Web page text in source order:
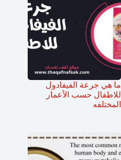
ما هي جرعة الفيفادول
للاطفال حسب الأعمار
المختلفه